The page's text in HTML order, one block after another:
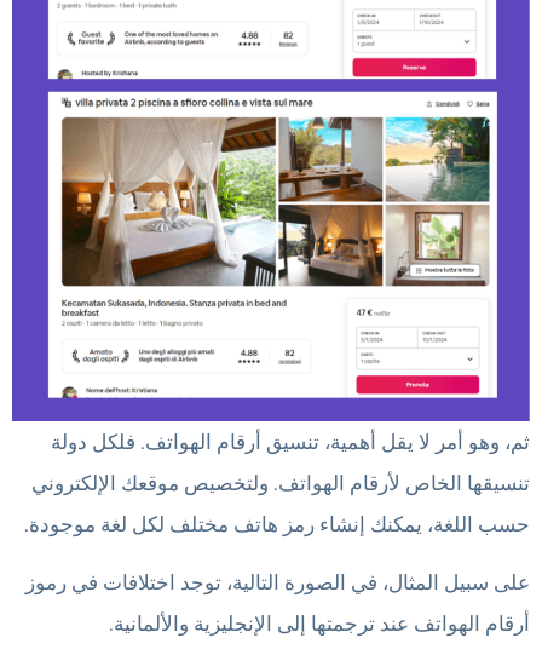
ثم، وهو أمر لا يقل أهمية، تنسيق أرقام الهواتف. فلكل دولة
تنسيقها الخاص لأرقام الهواتف. ولتخصيص موقعك الإلكتروني
حسب اللغة، يمكنك إنشاء رمز هاتف مختلف لكل لغة موجودة.
على سبيل المثال، في الصورة التالية، توجد اختلافات في رموز
أرقام الهواتف عند ترجمتها إلى الإنجليزية والألمانية.